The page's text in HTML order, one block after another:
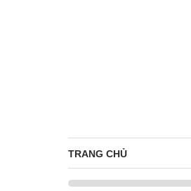
TRANG CHỦ